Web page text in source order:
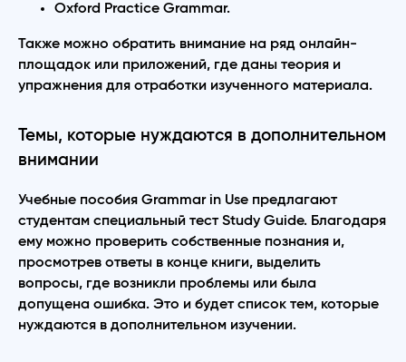
Oxford Practice Grammar.
Также можно обратить внимание на ряд онлайн-
площадок или приложений, где даны теория и
упражнения для отработки изученного материала.
Темы, которые нуждаются в дополнительном
внимании
Учебные пособия Grammar in Use предлагают
студентам специальный тест Study Guide. Благодаря
ему можно проверить собственные познания и,
просмотрев ответы в конце книги, выделить
вопросы, где возникли проблемы или была
допущена ошибка. Это и будет список тем, которые
нуждаются в дополнительном изучении.